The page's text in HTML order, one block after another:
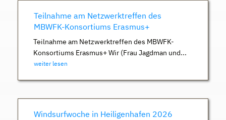
Teilnahme am Netzwerktreffen des
MBWFK-Konsortiums Erasmus+
Teilnahme am Netzwerktreffen des MBWFK-
Konsortiums Erasmus+ Wir (Frau Jagdman und...
weiter lesen
Windsurfwoche in Heiligenhafen 2026